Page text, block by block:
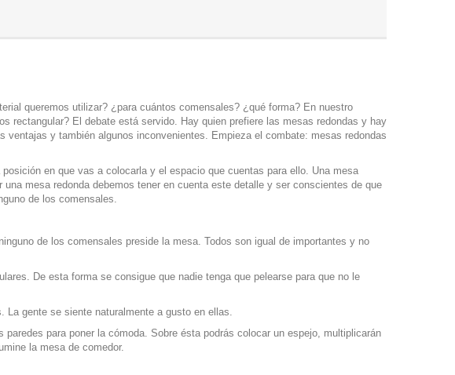
queremos utilizar? ¿para cuántos comensales? ¿qué forma? En nuestro
rectangular? El debate está servido. Hay quien prefiere las mesas redondas y hay
y también algunos inconvenientes. Empieza el combate: mesas redondas
en que vas a colocarla y el espacio que cuentas para ello. Una mesa
mesa redonda debemos tener en cuenta este detalle y ser conscientes de que
de los comensales.
de los comensales preside la mesa. Todos son igual de importantes y no
De esta forma se consigue que nadie tenga que pelearse para que no le
La gente se siente naturalmente a gusto en ellas.
para poner la cómoda. Sobre ésta podrás colocar un espejo, multiplicarán
la mesa de comedor.